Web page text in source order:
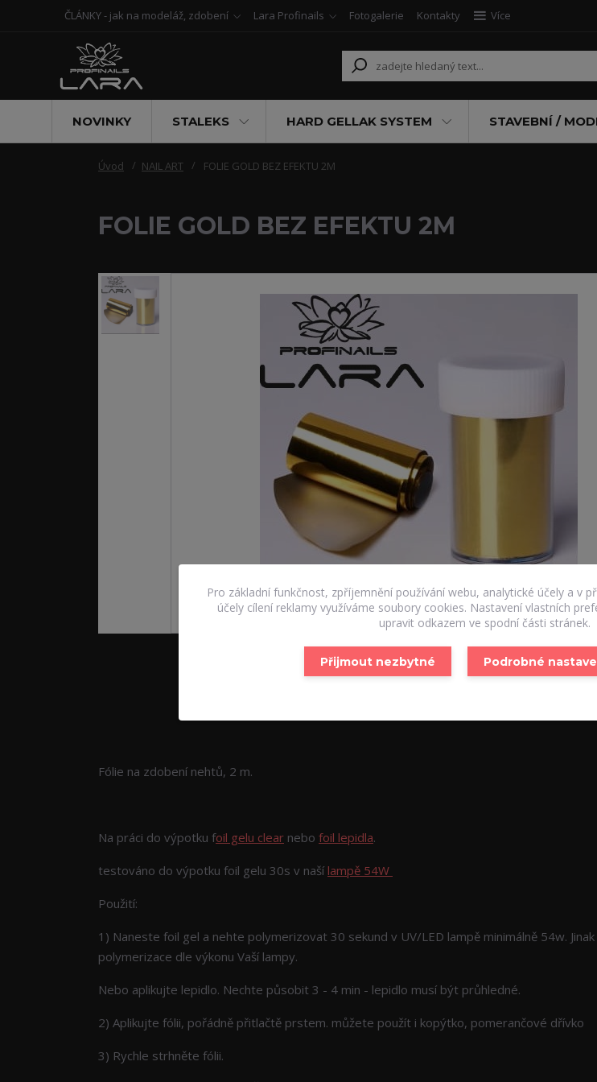
ČLÁNKY - jak na modeláž, zdobení Lara Profinails Fotogalerie Kontakty Více
NOVINKY STALEKS HARD GELLAK SYSTEM STAVEBNÍ /
Úvod NAIL ART FOLIE GOLD BEZ EFEKTU 2M
FOLIE GOLD BEZ EFEKTU 2M
Fólie na zdobení nehtů, 2 m.
Na práci do výpotku foil gelu clear nebo foil lepidla.
testováno do výpotku foil gelu 30s v naší lampě 54W
Použití:
1) Naneste foil gel a nehte polymerizovat 30 sekund v UV/LED lampě minimálně 54w.
polymerizace dle výkonu Vaší lampy.
Nebo aplikujte lepidlo. Nechte působit 3 - 4 min - lepidlo musí být průhledné.
2) Aplikujte fólii, pořádně přitlačtě prstem. můžete použít i kopýtko, pomerančové dřívko
3) Rychle strhněte fólii.
Pro základní funkčnost, zpříjemnění používání webu, analytické účely a v
účely cílení reklamy využíváme soubory cookies. Nastavení vlastních
upravit odkazem ve spodní části stránek.
Přijmout nezbytné Podrobné